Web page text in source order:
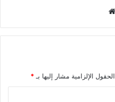
الحقول الإلزامية مشار إليها بـ *